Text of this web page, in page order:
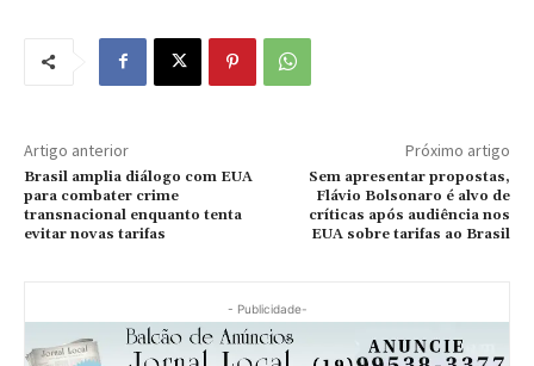
Artigo anterior
Brasil amplia diálogo com EUA
para combater crime
transnacional enquanto tenta
evitar novas tarifas
Próximo artigo
Sem apresentar propostas,
Flávio Bolsonaro é alvo de
críticas após audiência nos
EUA sobre tarifas ao Brasil
- Publicidade-